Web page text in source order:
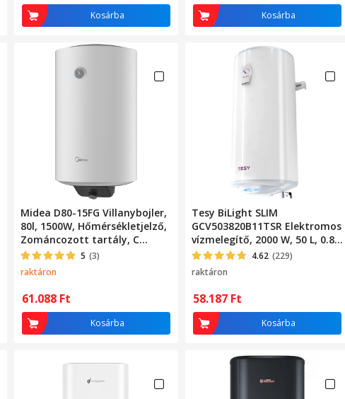
Kosárba Kosárba
Midea D80-15FG Villanybojler,
80l, 1500W, Hőmérsékletjelző,
Zománcozott tartály, C
energiaosztály, Fehér
5 (3)
raktáron
61.088 Ft
Kosárba
Tesy BiLight SLIM
GCV503820B11TSR Elektromos
vízmelegítő, 2000 W, 50 L, 0.8
Mpa, 34 mm, Fagyvédelem
4.62 (229)
raktáron
58.187 Ft
Kosárba